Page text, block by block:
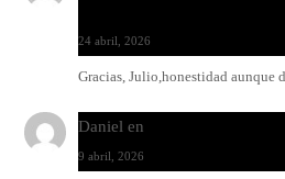
24 abril, 2026
Gracias, Julio,honestidad aunque
Daniel en
9 abril, 2026